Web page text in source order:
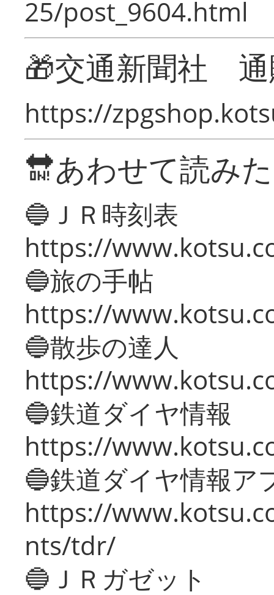
25/post_9604.html
🎁交通新聞社
https://
🔛あわせて読み
🔵ＪＲ時刻表
https://
🔵旅の手帖
https://
🔵散歩の達人
https://
🔵鉄道ダイヤ情報
https://
🔵鉄道ダイヤ情報ア
https://
nts/tdr/
🔵ＪＲガゼット